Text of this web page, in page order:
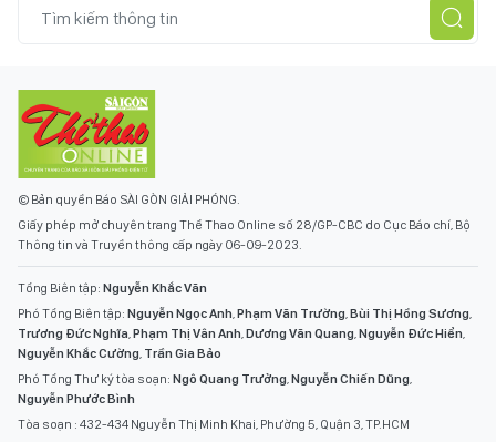
© Bản quyền Báo SÀI GÒN GIẢI PHÓNG.
Giấy phép mở chuyên trang Thể Thao Online số 28/GP-CBC do Cục Báo chí, Bộ
Thông tin và Truyền thông cấp ngày 06-09-2023.
Tổng Biên tập: Nguyễn Khắc Văn
Phó Tổng Biên tập: Nguyễn Ngọc Anh,Phạm Văn Trường,Bùi Thị Hồng Sương,
Trương Đức Nghĩa,Phạm Thị Vân Anh,Dương Văn Quang,Nguyễn Đức Hiển,
Nguyễn Khắc Cường, Trần Gia Bảo
Phó Tổng Thư ký tòa soạn: Ngô Quang Trưởng,Nguyễn Chiến Dũng,
Nguyễn Phước Bình
Tòa soạn : 432-434 Nguyễn Thị Minh Khai, Phường 5, Quận 3, TP.HCM